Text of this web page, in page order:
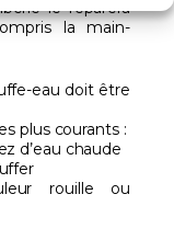
le réparera
la main-
eau doit être
plus courants :
d’eau chaude
rouille ou